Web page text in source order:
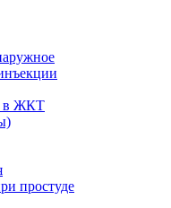
в ЖКТ
простуде